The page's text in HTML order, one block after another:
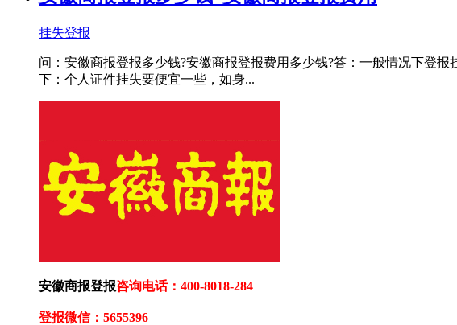
挂失登报
问：安徽商报登报多少钱?安徽商报登报费用多少钱?答：一般情况下登
下：个人证件挂失要便宜一些，如身...
安徽商报登报咨询电话：400-8018-284
登报微信：5655396